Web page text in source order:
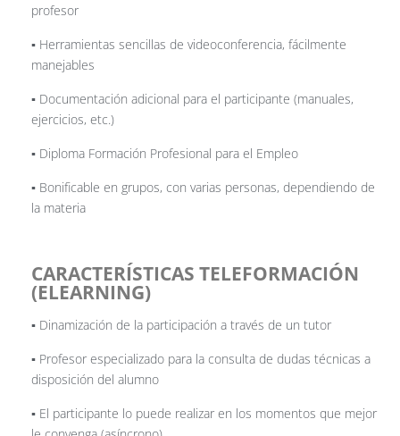
profesor
▪️ Herramientas sencillas de videoconferencia, fácilmente
manejables
▪️ Documentación adicional para el participante (manuales,
ejercicios, etc.)
▪️ Diploma Formación Profesional para el Empleo
▪️ Bonificable en grupos, con varias personas, dependiendo de
la materia
CARACTERÍSTICAS TELEFORMACIÓN
(ELEARNING)
▪️ Dinamización de la participación a través de un tutor
▪️ Profesor especializado para la consulta de dudas técnicas a
disposición del alumno
▪️ El participante lo puede realizar en los momentos que mejor